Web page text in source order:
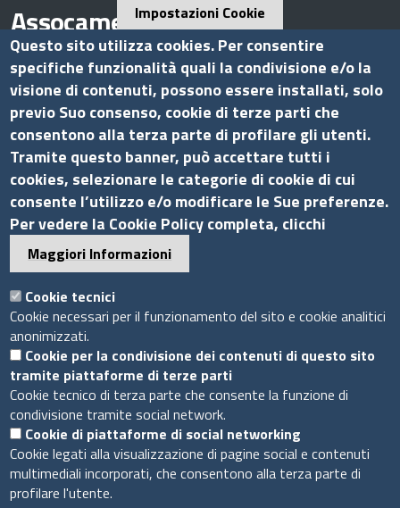
Assocamerestero
Contatti
Via G.B. Morgagni, 13 - 00161 Roma
Tel.: +39 06 44231314
P.Iva 01898631005
C.F. 07888290587
Pecinfo.assocamerestero@legalmail.it
info@assocamerestero.it
dpo@assocamerestero.it
Seguici su
Sito web
Accesso INTRANET
Mappa del sito
Impostazioni Cookie
Questo sito utilizza cookies. Per consentire
specifiche funzionalità quali la condivisione e/o la
visione di contenuti, possono essere installati, solo
previo Suo consenso, cookie di terze parti che
consentono alla terza parte di profilare gli utenti.
Tramite questo banner, può accettare tutti i
cookies, selezionare le categorie di cookie di cui
consente l’utilizzo e/o modificare le Sue preferenze.
Per vedere la Cookie Policy completa, clicchi
Maggiori Informazioni
Cookie tecnici
Cookie necessari per il funzionamento del sito e cookie analitici
anonimizzati.
Cookie per la condivisione dei contenuti di questo sito
tramite piattaforme di terze parti
Cookie tecnico di terza parte che consente la funzione di
condivisione tramite social network.
Cookie di piattaforme di social networking
Cookie legati alla visualizzazione di pagine social e contenuti
multimediali incorporati, che consentono alla terza parte di
profilare l'utente.